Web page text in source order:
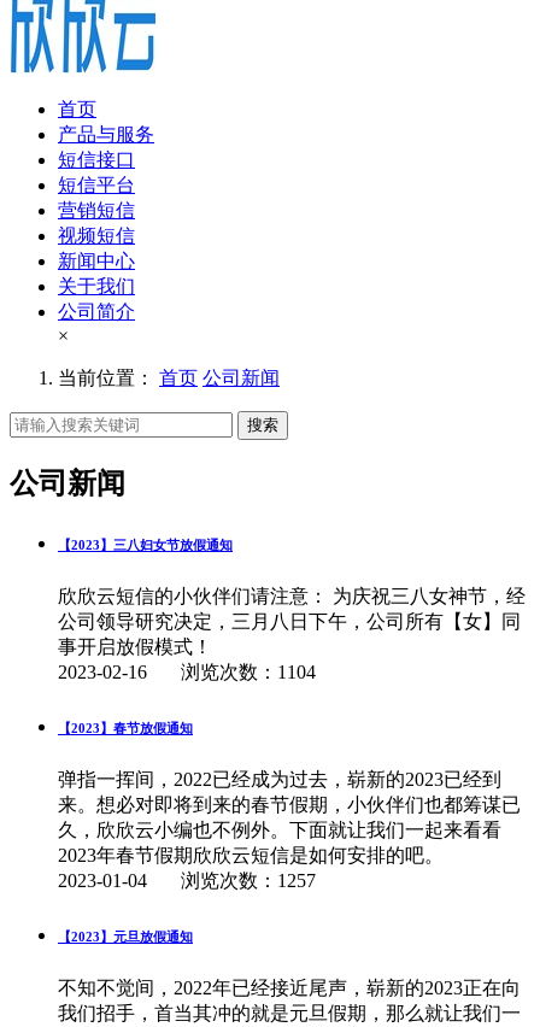
首页
产品与服务
短信接口
短信平台
营销短信
视频短信
新闻中心
关于我们
公司简介
×
当前位置： 首页 公司新闻
搜索
公司新闻
【2023】三八妇女节放假通知
欣欣云短信的小伙伴们请注意： 为庆祝三八女神节，经
公司领导研究决定，三月八日下午，公司所有【女】同
事开启放假模式！
2023-02-16 浏览次数：1104
【2023】春节放假通知
弹指一挥间，2022已经成为过去，崭新的2023已经到
来。想必对即将到来的春节假期，小伙伴们也都筹谋已
久，欣欣云小编也不例外。下面就让我们一起来看看
2023年春节假期欣欣云短信是如何安排的吧。
2023-01-04 浏览次数：1257
【2023】元旦放假通知
不知不觉间，2022年已经接近尾声，崭新的2023正在向
我们招手，首当其冲的就是元旦假期，那么就让我们一